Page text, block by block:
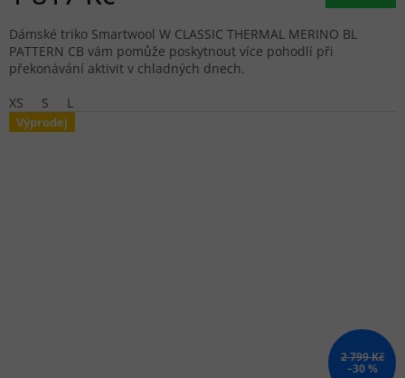
Dámské triko Smartwool W CLASSIC THERMAL MERINO BL
PATTERN CB vám pomůže poskytnout více pohodlí při
překonávání aktivit v chladných dnech.
XS
S L
Výprodej
2 799 Kč
–30 %